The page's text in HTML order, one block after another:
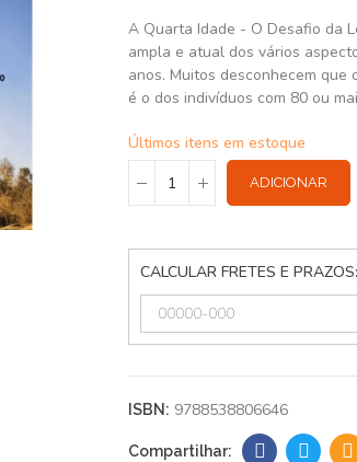
A Quarta Idade - O Desafio da
ampla e atual dos vários
anos. Muitos desconhecem
é o dos indivíduos com 80 ou
Últimos itens em estoque
ADICIONAR
CALCULAR FRETES E PRAZOS:
ISBN: 9788538806646